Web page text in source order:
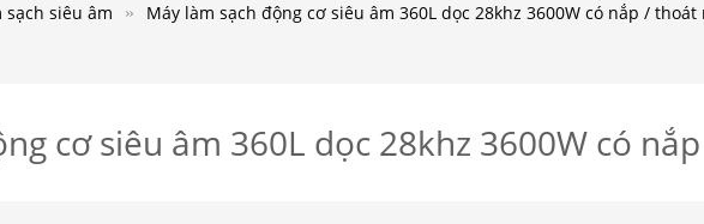
sạch siêu âm Máy làm sạch động cơ siêu âm 360L dọc 28khz 3600W có nắp /
cơ siêu âm 360L dọc 28khz 3600W có